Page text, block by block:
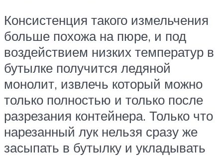
Консистенция такого измельчения
больше похожа на пюре, и под
воздействием низких температур в
бутылке получится ледяной
монолит, извлечь который можно
только полностью и только после
разрезания контейнера. Только что
нарезанный лук нельзя сразу же
засыпать в бутылку и укладывать